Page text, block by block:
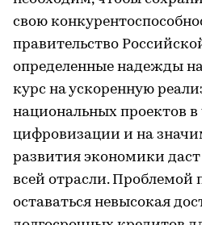
свою
правительство
определенные надежды
курс на ускоренную
национальных проектов в
цифровизации и на
развития экономики
всей отрасли. Проблемой
оставаться невысокая